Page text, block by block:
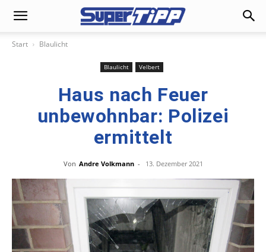
Start Blaulicht
Blaulicht Velbert
Haus nach Feuer
unbewohnbar: Polizei
ermittelt
Von Andre Volkmann - 13. Dezember 2021